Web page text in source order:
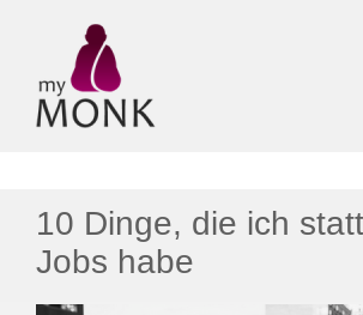
10 Dinge, die ich
Jobs habe